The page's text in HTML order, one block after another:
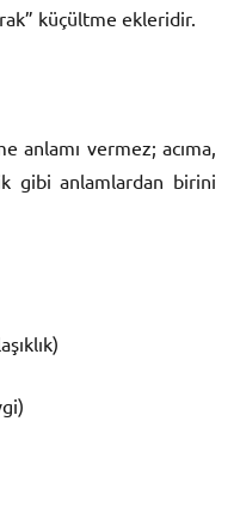
küçültme ekleridir.
anlamı vermez; acıma,
gibi anlamlardan birini